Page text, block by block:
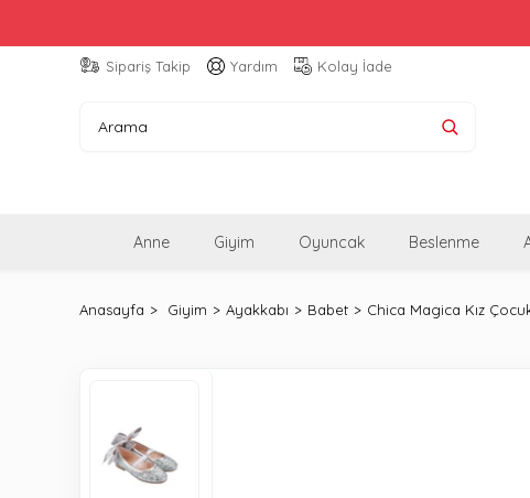
Sipariş Takip Yardım Kolay İade
Anne Giyim Oyuncak Beslenme
Anasayfa Giyim Ayakkabı Babet Chica Magica Kız